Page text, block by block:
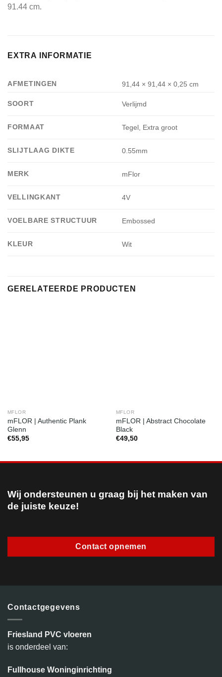
91.44 cm.
EXTRA INFORMATIE
AFMETINGEN 91,44 × 91,44 × 0,25 cm
SOORT Verlijmd
FORMAAT Tegel, Extra groot
SLIJTLAAG DIKTE 0.55mm
MERK mFlor
VELLINGKANT 4V
VOELBARE STRUCTUUR Embossed
KLEUR Wit
GERELATEERDE PRODUCTEN
MFLOR
mFLOR | Authentic Plank
Glenn
€55,95
MFLOR
mFLOR | Abstract Chocolate
Black
€49,50
Wij ondersteunen u graag bij het maken van
de juiste keuze!
Contact opnemen
Contactgegevens
Friesland PVC vloeren
is onderdeel van:
Fullhouse Woninginrichting